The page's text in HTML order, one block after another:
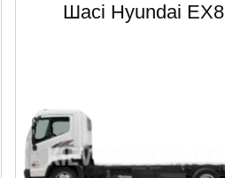
Шасі Hyundai EX8